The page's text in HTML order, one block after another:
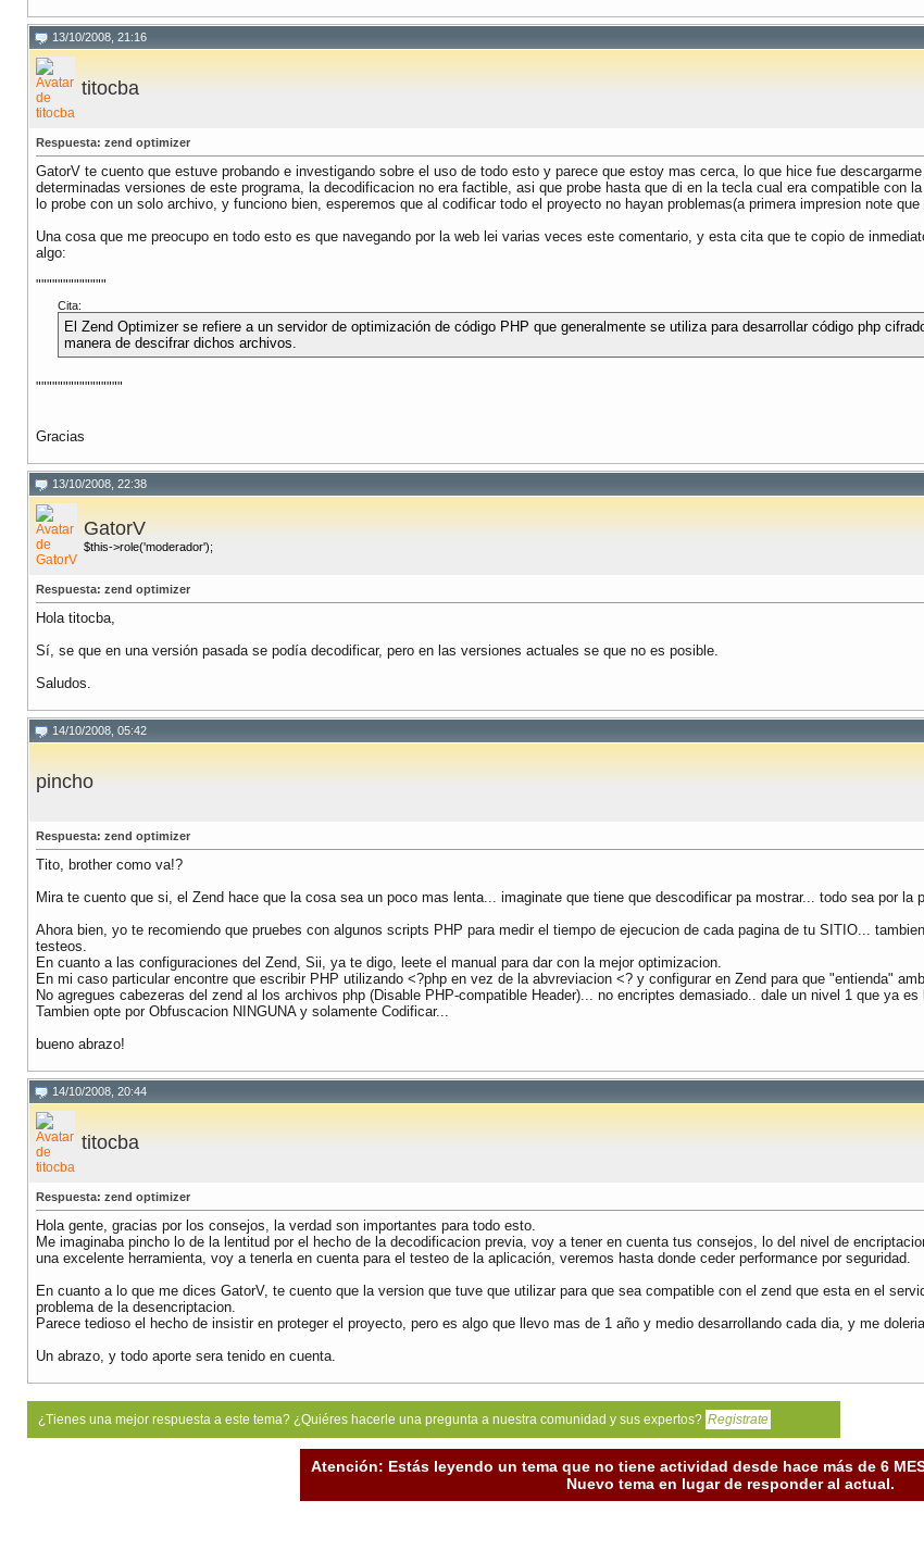
13/10/2008, 21:16
titocba
Respuesta: zend optimizer
GatorV te cuento que estuve probando e investigando sobre el uso de todo esto y parece que estoy mas cerca, lo que hice fue
determinadas versiones de este programa, la decodificacion no era factible, asi que probe hasta que di en la tecla cual era compatible con
lo probe con un solo archivo, y funciono bien, esperemos que al codificar todo el proyecto no hayan problemas(a primera impresion note
Una cosa que me preocupo en todo esto es que navegando por la web lei varias veces este comentario, y esta cita que te copio de
algo:
"""""""""""""
Cita:
El Zend Optimizer se refiere a un servidor de optimización de código PHP que generalmente se utiliza para desarrollar código php
manera de descifrar dichos archivos.
""""""""""""""""
Gracias
13/10/2008, 22:38
GatorV
$this->role('moderador');
Respuesta: zend optimizer
Hola titocba,
Sí, se que en una versión pasada se podía decodificar, pero en las versiones actuales se que no es posible.
Saludos.
14/10/2008, 05:42
pincho
Respuesta: zend optimizer
Tito, brother como va!?
Mira te cuento que si, el Zend hace que la cosa sea un poco mas lenta... imaginate que tiene que descodificar pa mostrar... todo sea por la
Ahora bien, yo te recomiendo que pruebes con algunos scripts PHP para medir el tiempo de ejecucion de cada pagina de tu SITIO...
testeos.
En cuanto a las configuraciones del Zend, Sii, ya te digo, leete el manual para dar con la mejor optimizacion.
En mi caso particular encontre que escribir PHP utilizando <?php en vez de la abvreviacion <? y configurar en Zend para que "entienda"
No agregues cabezeras del zend al los archivos php (Disable PHP-compatible Header)... no encriptes demasiado.. dale un nivel 1 que ya
Tambien opte por Obfuscacion NINGUNA y solamente Codificar...
bueno abrazo!
14/10/2008, 20:44
titocba
Respuesta: zend optimizer
Hola gente, gracias por los consejos, la verdad son importantes para todo esto.
Me imaginaba pincho lo de la lentitud por el hecho de la decodificacion previa, voy a tener en cuenta tus consejos, lo del nivel de
una excelente herramienta, voy a tenerla en cuenta para el testeo de la aplicación, veremos hasta donde ceder performance por seguridad.
En cuanto a lo que me dices GatorV, te cuento que la version que tuve que utilizar para que sea compatible con el zend que esta en el
problema de la desencriptacion.
Parece tedioso el hecho de insistir en proteger el proyecto, pero es algo que llevo mas de 1 año y medio desarrollando cada dia, y me
Un abrazo, y todo aporte sera tenido en cuenta.
¿Tienes una mejor respuesta a este tema? ¿Quiéres hacerle una pregunta a nuestra comunidad y sus expertos? Registrate
Atención: Estás leyendo un tema que no tiene actividad desde hace más de 6
Nuevo tema en lugar de responder al actual.